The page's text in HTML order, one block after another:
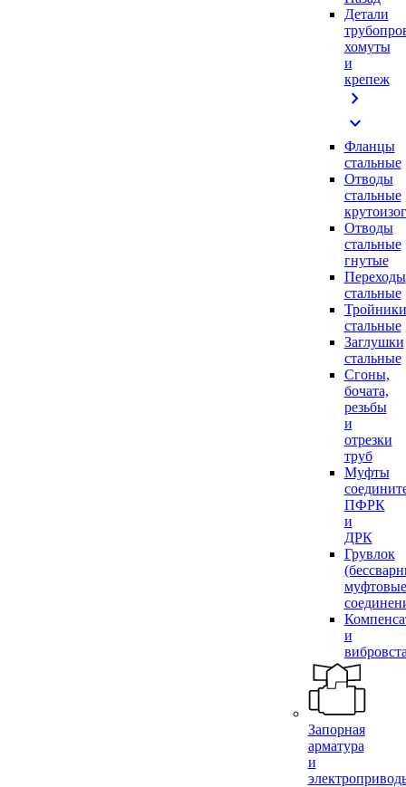
Детали
хомуты
и
крепеж
chevron_right
expand_more
Фланцы
стальные
Отводы
стальные
Отводы
стальные
гнутые
Переходы
стальные
Тройники
стальные
Заглушки
стальные
Сгоны,
бочата,
резьбы
и
отрезки
труб
Муфты
ПФРК
и
ДРК
Грувлок
муфтовые
и
Запорная
арматура
и